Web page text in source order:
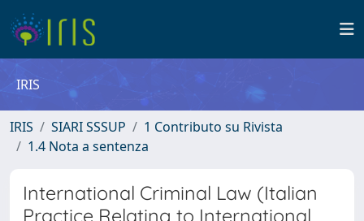
IRIS
IRIS SIARI SSSUP
1 Contributo su Rivista
1.4 Nota a sentenza
International Criminal Law (Italian
Practice Relating to International